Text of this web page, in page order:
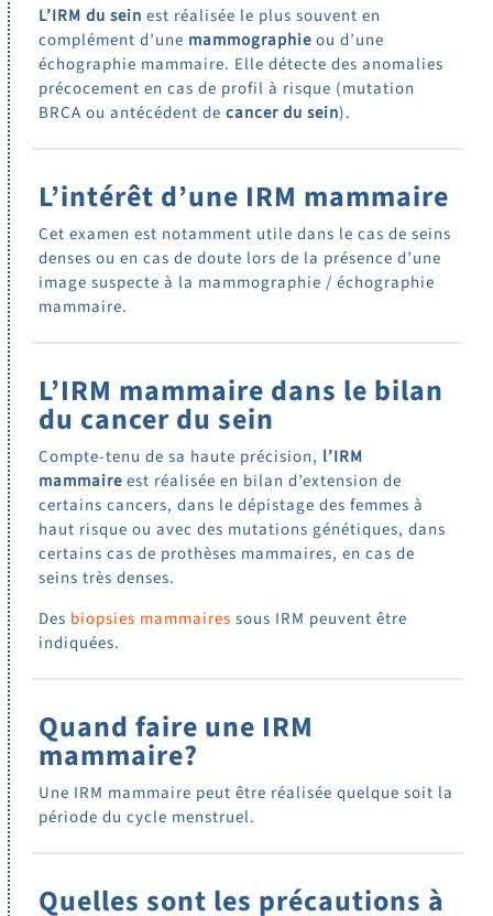
L’IRM du sein est réalisée le plus souvent en
complément d’une mammographieou d’une
échographie mammaire. Elle détecte des anomalies
précocement en cas de profil à risque (mutation
BRCA ou antécédent de cancer du sein).
L’intérêt d’une IRM mammaire
Cet examen est notamment utile dans le cas de seins
denses ou en cas de doute lors de la présence d’une
image suspecte à la mammographie / échographie
mammaire.
L’IRM mammaire dans le bilan
du cancer du sein
Compte-tenu de sa haute précision, l’IRM
mammaireest réalisée en bilan d’extension de
certains cancers, dans le dépistage des femmes à
haut risque ou avec des mutations génétiques, dans
certains cas de prothèses mammaires, en cas de
seins très denses.
Des biopsies mammaires sous IRM peuvent être
indiquées.
Quand faire une IRM
mammaire?
Une IRM mammaire peut être réalisée quelque soit la
période du cycle menstruel.
Quelles sont les précautions à